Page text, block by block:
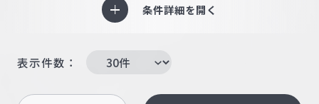
条件詳細を開く
表示件数：